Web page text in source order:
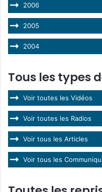
2006
2005
2004
Tous les types
Voir toutes les Vidéos
Voir toutes les Radios
Voir tous les Articles
Voir tous les